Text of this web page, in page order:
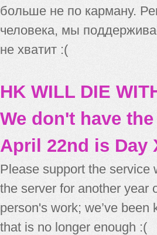
больше не по карману.
человека, мы
не хватит :(
HK WILL DIE
We don't have
April 22nd is Day
Please support the service
the server for another year
person's work; we’ve
that is no longer enough :(